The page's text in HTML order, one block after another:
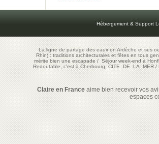
Hébergement & Support
La ligne de partage des eaux en Ardèche et ses
Rhin) : traditions architecturales et fêtes en tous
mérite bien une escapade/Séjour week-end à
Redoutable, c'est à Cherbourg, CITE DE LA MER/
Claire en Franceaime bien recevoir vos
espaces